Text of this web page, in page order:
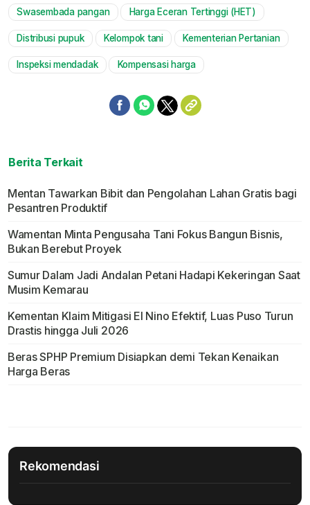
Swasembada pangan Harga Eceran Tertinggi (HET)
Distribusi pupuk Kelompok tani Kementerian Pertanian
Inspeksi mendadak Kompensasi harga
Berita Terkait
Mentan Tawarkan Bibit dan Pengolahan Lahan Gratis bagi
Pesantren Produktif
Wamentan Minta Pengusaha Tani Fokus Bangun Bisnis,
Bukan Berebut Proyek
Sumur Dalam Jadi Andalan Petani Hadapi Kekeringan Saat
Musim Kemarau
Kementan Klaim Mitigasi El Nino Efektif, Luas Puso Turun
Drastis hingga Juli 2026
Beras SPHP Premium Disiapkan demi Tekan Kenaikan
Harga Beras
Rekomendasi